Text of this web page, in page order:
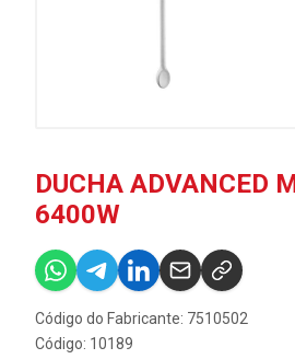
DUCHA ADVANCED
6400W
Código do Fabricante: 7510502
Código: 10189